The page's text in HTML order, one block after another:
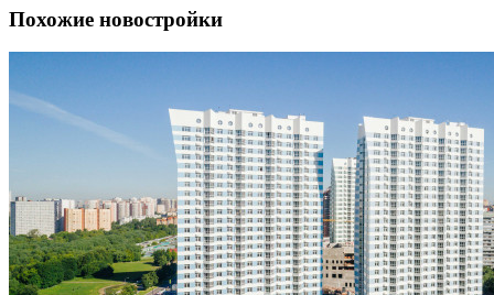
Похожие новостройки